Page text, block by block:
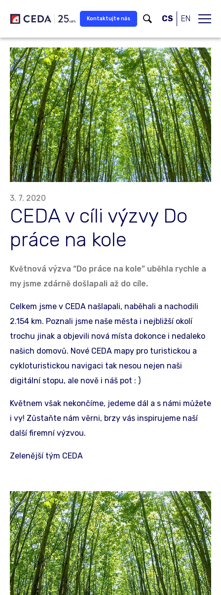
Kontaktujte nás CS EN
3. 7. 2020
CEDA v cíli výzvy Do
práce na kole
Květnová výzva “Do práce na kole” uběhla rychle a
my jsme zdárně došlapali až do cíle.
Celkem jsme v CEDA našlapali, naběhali a nachodili
2.154 km. Poznali jsme naše města i nejbližší okolí
trochu jinak a objevili nová místa dokonce i nedaleko
našich domovů. Nové CEDA mapy pro turistickou a
cykloturistickou navigaci tak nesou nejen naši
digitální stopu, ale nově i náš pot : )
Květnem však nekončíme, jedeme dál a s námi můžete
i vy! Zůstaňte nám věrni, brzy vás inspirujeme naší
další firemní výzvou.
Zelenější tým CEDA